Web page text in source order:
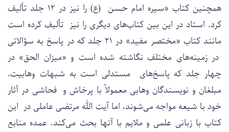
همچنین کتاب «سیره امام حسن (ع) را نیز در ۱۲ جلد تألیف
کرد. استاد در این بین کتاب‌های دیگری را نیز تألیف کرده است
مانند کتاب «مختصر مفید» در ۲۱ جلد که در پاسخ به سؤالاتی
در زمینه‌های مختلف نگاشته شده است و «میزان الحق» در
چهار جلد که پاسخ‌های مستدلی است به شبهات وهابیت.
مبلغان و نویسندگان وهابی معمولاً با پرخاش و فحاشی در آثار
خود با شیعه مواجه می‌شوند، اما آیت الله مرتضی عاملی در این
کتاب با زبانی علمی و ملایم با آنها بحث می‌کند. عمده منابع